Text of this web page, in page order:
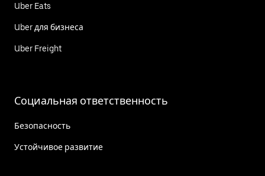
Uber Eats
Uber для бизнеса
Uber Freight
Социальная ответственность
Безопасность
Устойчивое развитие